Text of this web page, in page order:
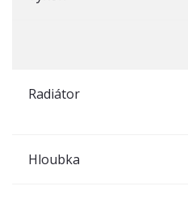
Radiátor
Hloubka